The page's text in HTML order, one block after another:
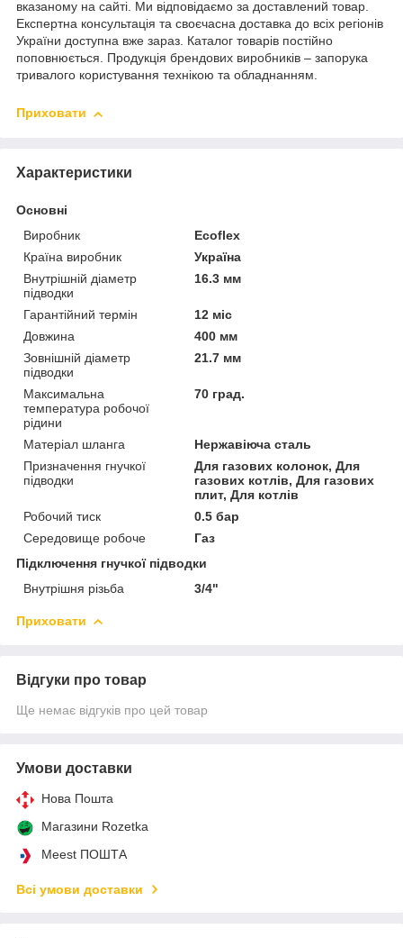
вказаному на сайті. Ми відповідаємо за доставлений товар.
Експертна консультація та своєчасна доставка до всіх регіонів
України доступна вже зараз. Каталог товарів постійно
поповнюється. Продукція брендових виробників – запорука
тривалого користування технікою та обладнанням.
Приховати
Характеристики
Основні
Виробник
Ecoflex
Країна виробник
Україна
Внутрішній діаметр
підводки
16.3 мм
Гарантійний термін
12 міс
Довжина
400 мм
Зовнішній діаметр
підводки
21.7 мм
Максимальна
температура робочої
рідини
70 град.
Матеріал шланга
Нержавіюча сталь
Призначення гнучкої
підводки
Для газових колонок, Для
газових котлів, Для газових
плит, Для котлів
Робочий тиск
0.5 бар
Середовище робоче
Газ
Підключення гнучкої підводки
Внутрішня різьба
3/4"
Приховати
Відгуки про товар
Ще немає відгуків про цей товар
Умови доставки
Нова Пошта
Магазини Rozetka
Meest ПОШТА
Всі умови доставки